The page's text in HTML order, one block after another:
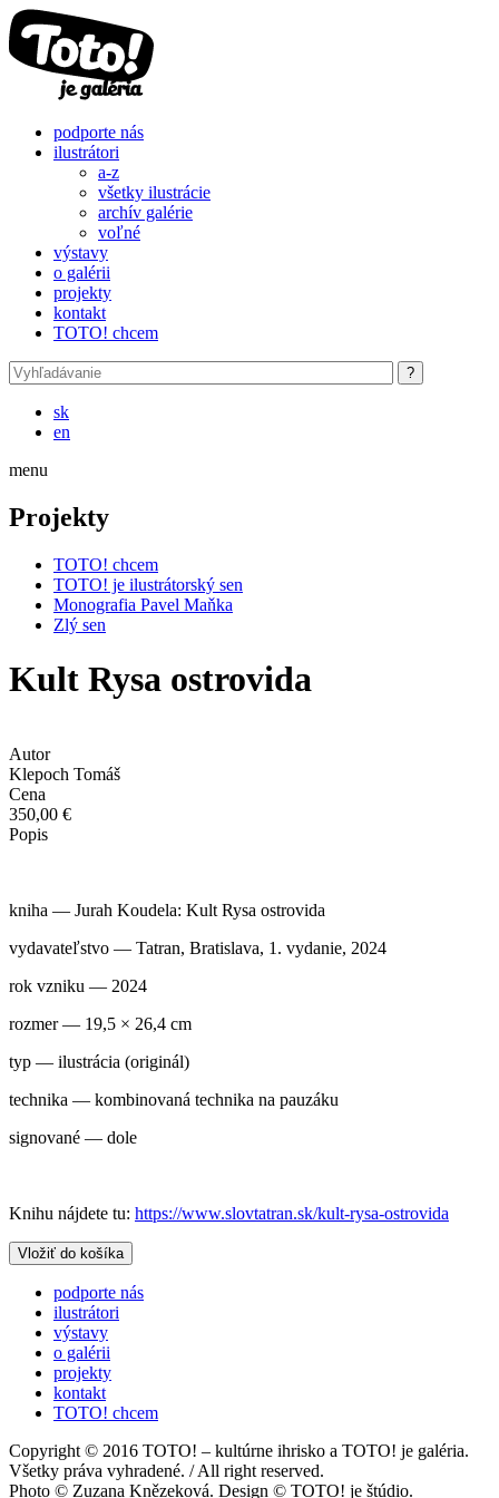
Skočiť na hlavný obsah
podporte nás
ilustrátori
a-z
všetky ilustrácie
archív galérie
voľné
výstavy
o galérii
projekty
kontakt
TOTO! chcem
sk
en
menu
Projekty
TOTO! chcem
TOTO! je ilustrátorský sen
Monografia Pavel Maňka
Zlý sen
Kult Rysa ostrovida
Autor
Klepoch Tomáš
Cena
350,00 €
Popis
kniha — Jurah Koudela: Kult Rysa ostrovida
vydavateľstvo — Tatran, Bratislava, 1. vydanie, 2024
rok vzniku — 2024
rozmer — 19,5 × 26,4 cm
typ — ilustrácia (originál)
technika — kombinovaná technika na pauzáku
signované — dole
Knihu nájdete tu: https://www.slovtatran.sk/kult-rysa-ostrovida
podporte nás
ilustrátori
výstavy
o galérii
projekty
kontakt
TOTO! chcem
Copyright © 2016 TOTO! – kultúrne ihrisko a TOTO! je galéria.
Všetky práva vyhradené. / All right reserved.
Photo © Zuzana Knězeková. Design © TOTO! je štúdio.